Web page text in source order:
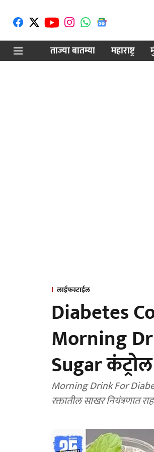
ताज्या बातम्या
महाराष्ट्र
लाईफस्टाईल
Diabetes
Morning
Sugar कंट्रोल
Morning Drink For
रक्तातील साखर नियंत्रणात